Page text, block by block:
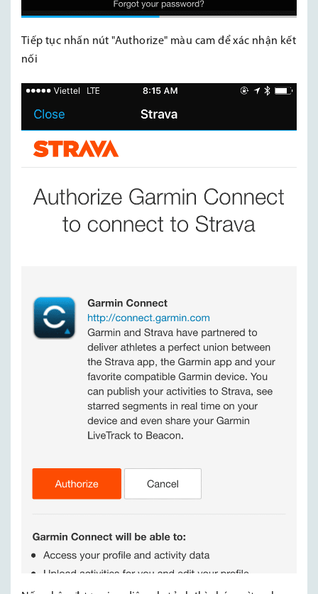
Tiếp tục nhấn nút "Authorize" màu cam để xác nhận kết
nối